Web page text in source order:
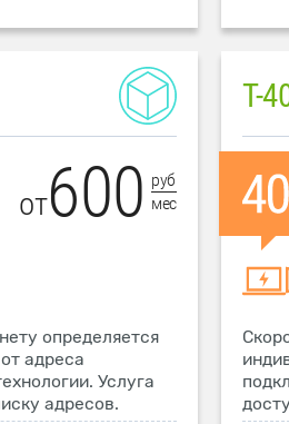
от600 руб
мес
определяется
адреса
Услуга
адресов.
T-